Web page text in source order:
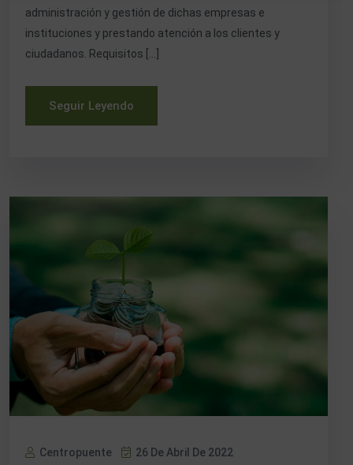
administración y gestión de dichas empresas e
instituciones y prestando atención a los clientes y
ciudadanos. Requisitos […]
Seguir Leyendo
Centropuente
26 De Abril De 2022